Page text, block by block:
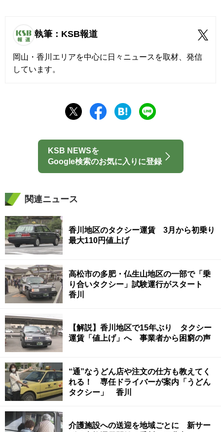
執筆：KSB報道
岡山・香川エリアを中心に日々ニュースを取材、発信
しています。
KSB NEWSを
Google検索のお気に入りに登録
関連ニュース
香川地区のタクシー運賃 3月から初乗り
最大110円値上げ
高松市の多肥・仏生山地区の一部で「乗
り合いタクシー」試験運行がスタート
香川
【解説】香川地区で15年ぶり タクシー
運賃「値上げ」へ 事業者から困窮の声
“通”なうどん店や注文の仕方も教えてく
れる！ 専任ドライバーが案内「うどん
タクシー」 香川
介護施設への送迎を地域ごとに 新サー